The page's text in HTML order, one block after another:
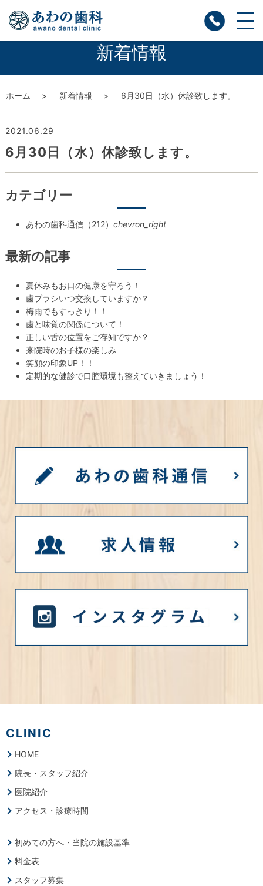
新着情報
ホーム 新着情報 6月30日（水）休診致します。
2021.06.29
6月30日（水）休診致します。
カテゴリー
あわの歯科通信（212） chevron_right
最新の記事
夏休みもお口の健康を守ろう！
歯ブラシいつ交換していますか？
梅雨でもすっきり！！
歯と味覚の関係について！
正しい舌の位置をご存知ですか？
来院時のお子様の楽しみ
笑顔の印象UP！！
定期的な健診で口腔環境も整えていきましょう！
CLINIC
HOME
院長・スタッフ紹介
医院紹介
アクセス・診療時間
初めての方へ・当院の施設基準
料金表
スタッフ募集